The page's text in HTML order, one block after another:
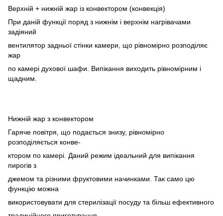
Верхній + нижній жар із конвектором (конвекція)
При даній функції поряд з нижнім і верхнім нагрівачами
задіяний
вентилятор задньої стінки камери, що рівномірно розподіляє
жар
по камері духової шафи. Випікання виходить рівномірним і
щадним.
Нижній жар з конвектором
Гаряче повітря, що подається знизу, рівномірно
розподіляється конве-
ктором по камері. Даний режим ідеальний для випікання
пирогів з
джемом та різними фруктовими начинками. Так само цю
функцію можна
використовувати для стерилізації посуду та більш ефективного